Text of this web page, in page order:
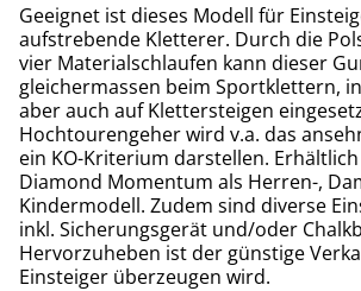
Geeignet ist dieses Modell für
aufstrebende Kletterer. Durch die
vier Materialschlaufen kann dieser
gleichermassen beim Sportklettern,
aber auch auf Klettersteigen
Hochtourengeher wird v.a. das
ein KO-Kriterium darstellen.
Diamond Momentum als Herren-,
Kindermodell. Zudem sind diverse
inkl. Sicherungsgerät und/oder
Hervorzuheben ist der günstige
Einsteiger überzeugen wird.